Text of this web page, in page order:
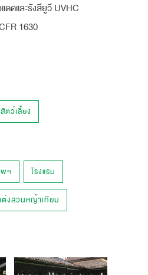
ดและรังสียูวี UVHC
1630
ตว์เลี้ยง
พฯ โรงแรม
ต่งสวนหญ้าเทียม